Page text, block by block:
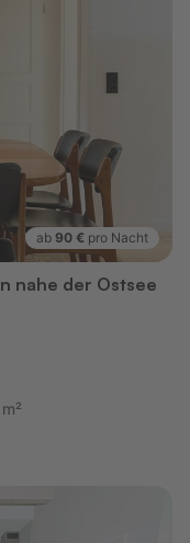
ab 90 € pro Nacht
nahe der Ostsee